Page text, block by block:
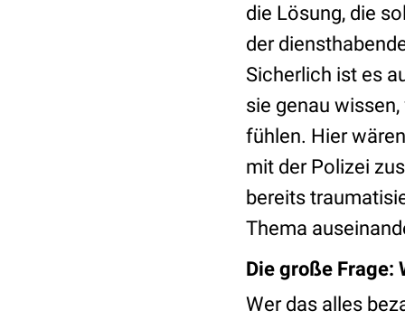
die Lösung, die
der
Sicherlich ist es
sie genau
fühlen. Hier
mit der Polizei
bereits
Thema
Die große Frage:
Wer das alles